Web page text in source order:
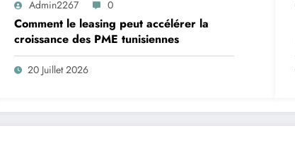
Admin2267 0
Comment le leasing peut accélérer la
croissance des PME tunisiennes
20 Juillet 2026